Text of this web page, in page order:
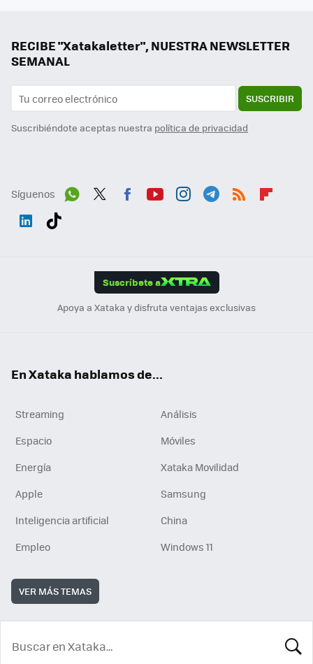
RECIBE "Xatakaletter", NUESTRA NEWSLETTER
SEMANAL
SUSCRIBIR
Suscribiéndote aceptas nuestra política de privacidad
Síguenos
Suscríbete a
Apoya a Xataka y disfruta ventajas exclusivas
En Xataka hablamos de...
Streaming
Análisis
Espacio
Móviles
Energía
Xataka Movilidad
Apple
Samsung
Inteligencia artificial
China
Empleo
Windows 11
VER MÁS TEMAS